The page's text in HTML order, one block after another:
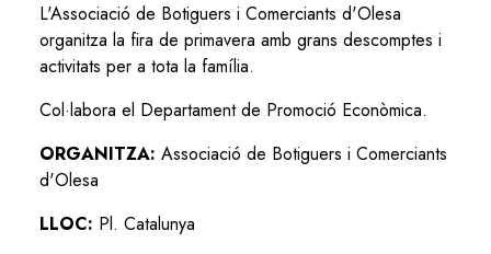
L'Associació de Botiguers i Comerciants d'Olesa
organitza la fira de primavera amb grans descomptes i
activitats per a tota la família.
Col·labora el Departament de Promoció Econòmica.
ORGANITZA: Associació de Botiguers i Comerciants
d'Olesa
LLOC: Pl. Catalunya